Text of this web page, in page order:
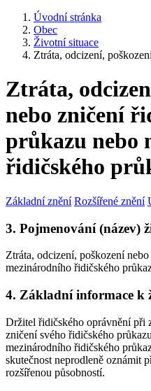
Úvodní stránka
Obec
Životní situace
Ztráta, odcizení,
Ztráta,
nebo zničení
průkazu nebo
řidičského
Základní znění Rozšířené znění
3. Pojmenování (název)
Ztráta, odcizení, poškození
mezinárodního řidičského
4. Základní informace k
Držitel řidičského oprávnění při
zničení svého řidičského
mezinárodního řidičského
skutečnost neprodleně oznámit
rozšířenou působností.